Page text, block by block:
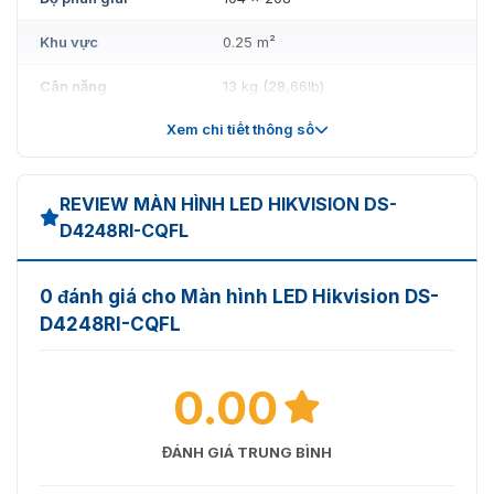
Khu vực 0.25 m²
Cân nặng 13 kg (28,66lb)
43264 chấm/m²
Vật liệu tủ
Phương pháp bảo
Độ phẳng của tủ
Cân bằng trắng Độ
Xem chi tiết thông số
REVIEW MÀN HÌNH LED HIKVISION DS-
D4248RI-CQFL
0 đánh giá cho Màn hình LED Hikvision DS-
D4248RI-CQFL
0.00
ĐÁNH GIÁ TRUNG BÌNH